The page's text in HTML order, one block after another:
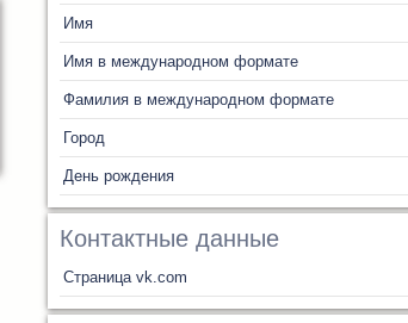
Имя
Имя в международном формате
Фамилия в международном формате
Город
День рождения
Контактные данные
Страница vk.com